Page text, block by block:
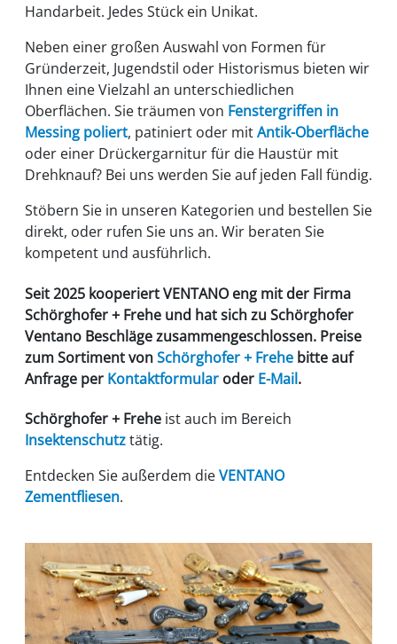
Handarbeit. Jedes Stück ein Unikat.
Neben einer großen Auswahl von Formen für
Gründerzeit, Jugendstil oder Historismus bieten wir
Ihnen eine Vielzahl an unterschiedlichen
Oberflächen. Sie träumen von Fenstergriffen in
Messing poliert, patiniert oder mitAntik-Oberfläche
oder einer Drückergarnitur für die Haustür mit
Drehknauf? Bei uns werden Sie auf jeden Fall fündig.
Stöbern Sie in unseren Kategorien und bestellen Sie
direkt, oder rufen Sie uns an. Wir beraten Sie
kompetent und ausführlich.
Seit 2025 kooperiert VENTANO eng mit der Firma
Schörghofer + Frehe und hat sich zu Schörghofer
Ventano Beschlägezusammengeschlossen. Preise
zum Sortiment vonSchörghofer+ Frehe bitte auf
Anfrage per Kontaktformular oder E-Mail.
Schörghofer + Frehe ist auch im Bereich
Insektenschutztätig.
Entdecken Sie außerdem dieVENTANO
Zementfliesen.